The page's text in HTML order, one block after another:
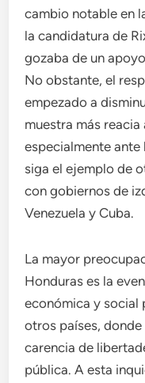
cambio notable en
la candidatura de
gozaba de un
No obstante, el
empezado a
muestra más
especialmente ante
siga el ejemplo de
con gobiernos de
Venezuela y Cuba.
La mayor
Honduras es la
económica y social
otros países,
carencia de
pública. A esta